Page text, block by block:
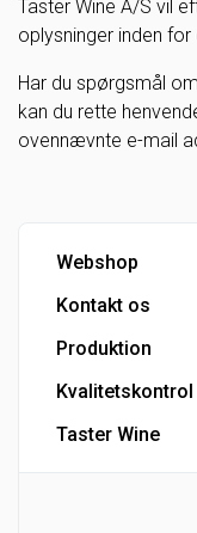
Taster Wine A/S vil
oplysninger inden for
Har du spørgsmål
kan du rette
ovennævnte e-mail
Webshop
Handelsbetingelser
Hovedlager
Kontakt os
Hovedkontor
Kundeservice
Detail -
Produktion
Tapperi
Industriprodukter
Kvalitetskontrol
IFS Food-
Taster Wine
Agenturer/